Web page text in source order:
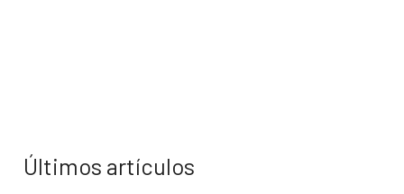
Últimos artículos